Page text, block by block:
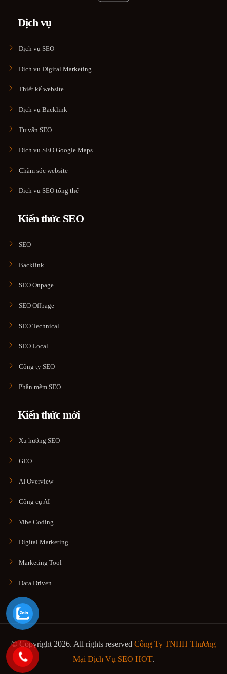
Dịch vụ
Dịch vụ SEO
Dịch vụ Digital Marketing
Thiết kế website
Dịch vụ Backlink
Tư vấn SEO
Dịch vụ SEO Google Maps
Chăm sóc website
Dịch vụ SEO tổng thể
Kiến thức SEO
SEO
Backlink
SEO Onpage
SEO Offpage
SEO Technical
SEO Local
Công ty SEO
Phần mềm SEO
Kiến thức mới
Xu hướng SEO
GEO
AI Overview
Công cụ AI
Vibe Coding
Digital Marketing
Marketing Tool
Data Driven
© Copyright 2026. All rights reserved Công Ty TNHH Thương
Mại Dịch Vụ SEO HOT.